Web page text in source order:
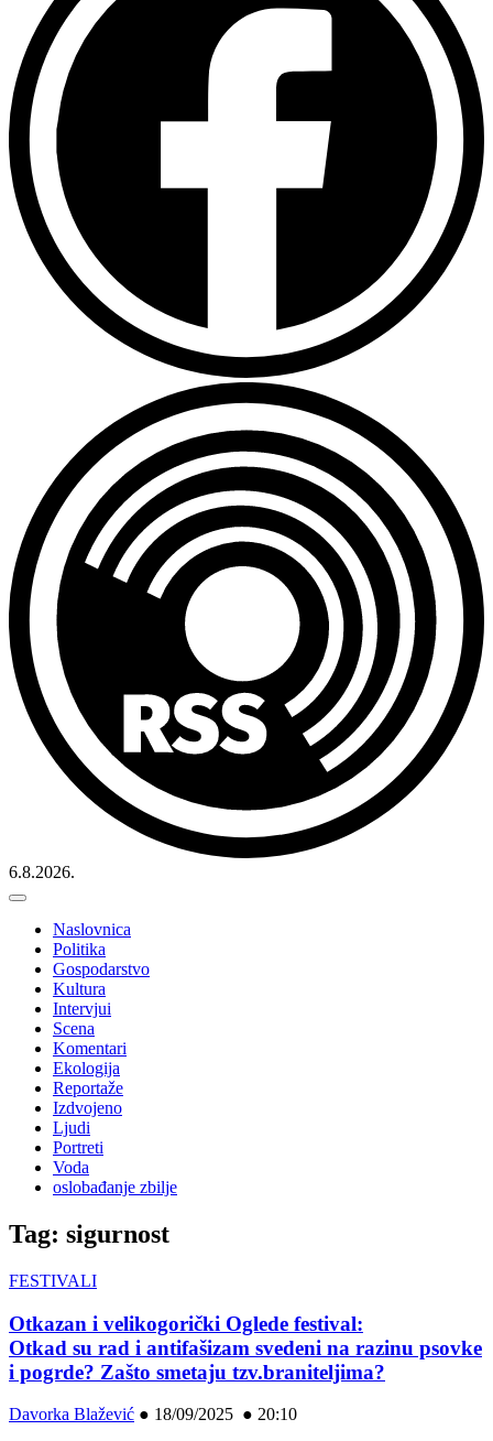
6.8.2026.
Naslovnica
Politika
Gospodarstvo
Kultura
Intervjui
Scena
Komentari
Ekologija
Reportaže
Izdvojeno
Ljudi
Portreti
Voda
oslobađanje zbilje
Tag: sigurnost
FESTIVALI
Otkazan i velikogorički Oglede festival:
Otkad su rad i antifašizam svedeni na razinu psovke
i pogrde? Zašto smetaju tzv.braniteljima?
Davorka Blažević ● 18/09/2025 ● 20:10